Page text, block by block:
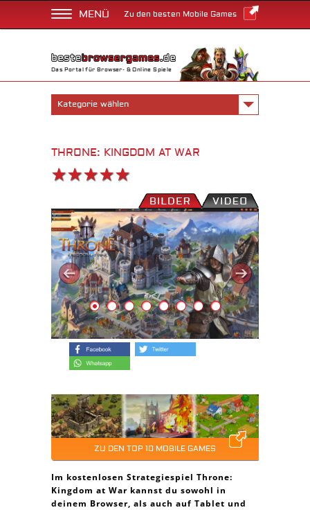
MENÜ Zu den besten Mobile Games
Das Portal für Browser- & Online Spiele
Kategorie wählen
THRONE: KINGDOM AT WAR
ZU DEN TOP 10 MOBILE GAMES
Im kostenlosen Strategiespiel Throne:
Kingdom at War kannst du sowohl in
deinem Browser, als auch auf Tablet und